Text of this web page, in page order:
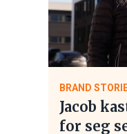
BRAND
Jacob
for seg